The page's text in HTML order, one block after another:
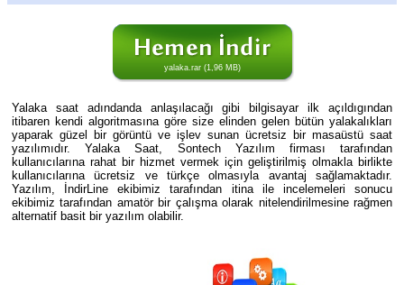
yalaka.rar (1,96 MB)
Yalaka saat adındanda anlaşılacağı gibi bilgisayar ilk açıldıgından
itibaren kendi algoritmasına göre size elinden gelen bütün yalakalıkları
yaparak güzel bir görüntü ve işlev sunan ücretsiz bir masaüstü saat
yazılımıdır. Yalaka Saat, Sontech Yazılım firması tarafından
kullanıcılarına rahat bir hizmet vermek için geliştirilmiş olmakla birlikte
kullanıcılarına ücretsiz ve türkçe olmasıyla avantaj sağlamaktadır.
Yazılım, İndirLine ekibimiz tarafından itina ile incelemeleri sonucu
ekibimiz tarafından amatör bir çalışma olarak nitelendirilmesine rağmen
alternatif basit bir yazılım olabilir.